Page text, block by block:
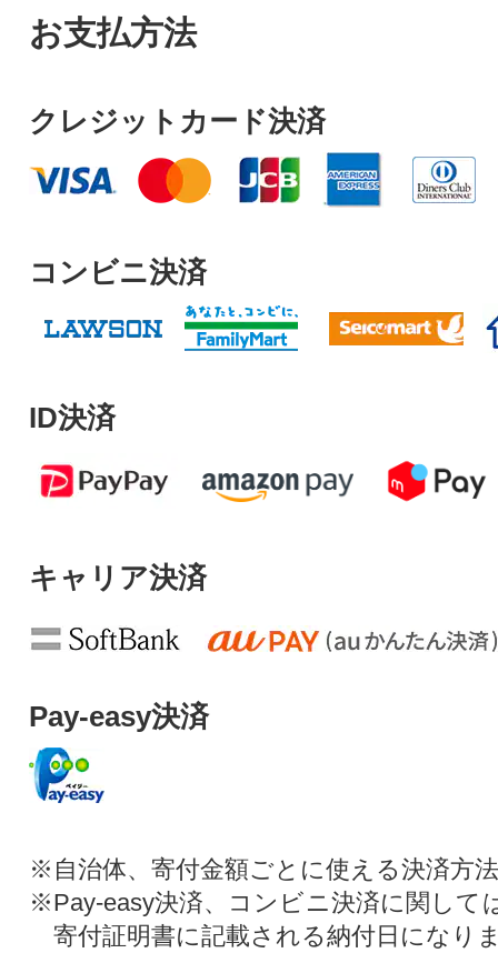
お支払方法
クレジットカード決済
コンビニ決済
ID決済
キャリア決済
Pay-easy決済
※自治体、寄付金額ごとに使える決済方
※Pay-easy決済、コンビニ決済に関して
寄付証明書に記載される納付日になり